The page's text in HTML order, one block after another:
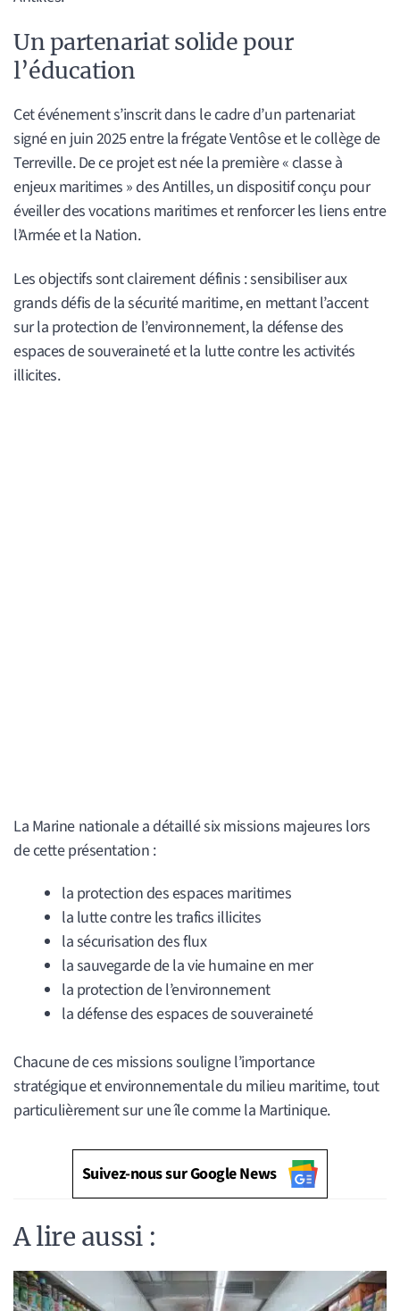
Un partenariat solide pour
l’éducation
Cet événement s’inscrit dans le cadre d’un partenariat
signé en juin 2025 entre la frégate Ventôse et le collège de
Terreville. De ce projet est née la première « classe à
enjeux maritimes » des Antilles, un dispositif conçu pour
éveiller des vocations maritimes et renforcer les liens entre
l’Armée et la Nation.
Les objectifs sont clairement définis : sensibiliser aux
grands défis de la sécurité maritime, en mettant l’accent
sur la protection de l’environnement, la défense des
espaces de souveraineté et la lutte contre les activités
illicites.
La Marine nationale a détaillé six missions majeures lors
de cette présentation :
la protection des espaces maritimes
la lutte contre les trafics illicites
la sécurisation des flux
la sauvegarde de la vie humaine en mer
la protection de l’environnement
la défense des espaces de souveraineté
Chacune de ces missions souligne l’importance
stratégique et environnementale du milieu maritime, tout
particulièrement sur une île comme la Martinique.
Suivez-nous sur Google News
A lire aussi :